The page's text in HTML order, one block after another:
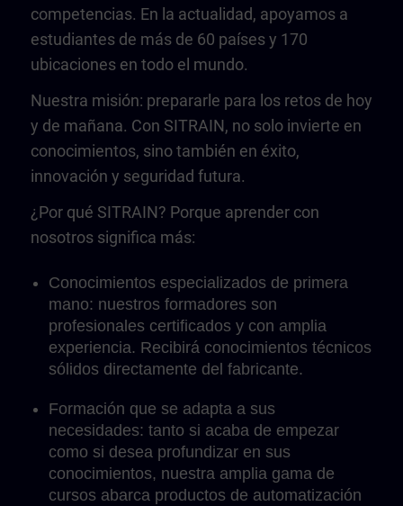
competencias. En la actualidad, apoyamos a
estudiantes de más de 60 países y 170
ubicaciones en todo el mundo.
Nuestra misión: prepararle para los retos de hoy
y de mañana. Con SITRAIN, no solo invierte en
conocimientos, sino también en éxito,
innovación y seguridad futura.
¿Por qué SITRAIN? Porque aprender con
nosotros significa más:
Conocimientos especializados de primera
mano: nuestros formadores son
profesionales certificados y con amplia
experiencia. Recibirá conocimientos técnicos
sólidos directamente del fabricante.
Formación que se adapta a sus
necesidades: tanto si acaba de empezar
como si desea profundizar en sus
conocimientos, nuestra amplia gama de
cursos abarca productos de automatización